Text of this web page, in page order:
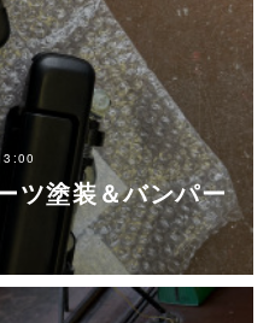
ツ塗装＆バンパー